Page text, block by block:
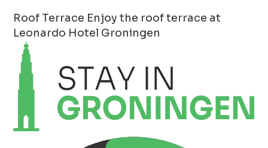
Roof Terrace Enjoy the roof terrace at
Leonardo Hotel Groningen